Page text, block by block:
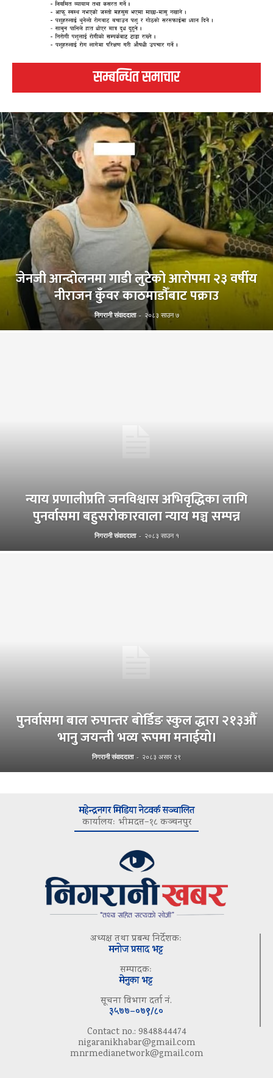
सम्बन्धित समाचार
जेनजी आन्दोलनमा गाडी लुटेको आरोपमा २३ वर्षीय
नीराजन कुँवर काठमाडौँबाट पक्राउ
निगरानी संवाददाता - २०८३ साउन ७
न्याय प्रणालीप्रति जनविश्वास अभिवृद्धिका लागि
पुनर्वासमा बहुसरोकारवाला न्याय मञ्च सम्पन्न
निगरानी संवाददाता - २०८३ साउन १
पुनर्वासमा बाल रुपान्तर बोर्डिङ स्कुल द्धारा २१३औँ
भानु जयन्ती भव्य रूपमा मनाईयो।
निगरानी संवाददाता - २०८३ असार २९
महेन्द्रनगर मिडिया नेटवर्क सञ्चालित
कार्यालयः भीमदत्त–१८ कञ्चनपुर
अध्यक्ष तथा प्रबन्ध निर्देशकः
मनोज प्रसाद भट्ट
सम्पादकः
मेनुका भट्ट
सूचना विभाग दर्ता नं.
३५७७–०७९/८०
Contact no.: 9848844474
nigaranikhabar@gmail.com
mnrmedianetwork@gmail.com